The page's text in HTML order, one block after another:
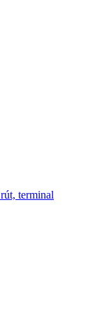
terminal